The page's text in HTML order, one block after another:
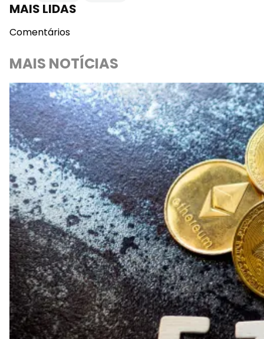
MAIS LIDAS
Comentários
MAIS NOTÍCIAS